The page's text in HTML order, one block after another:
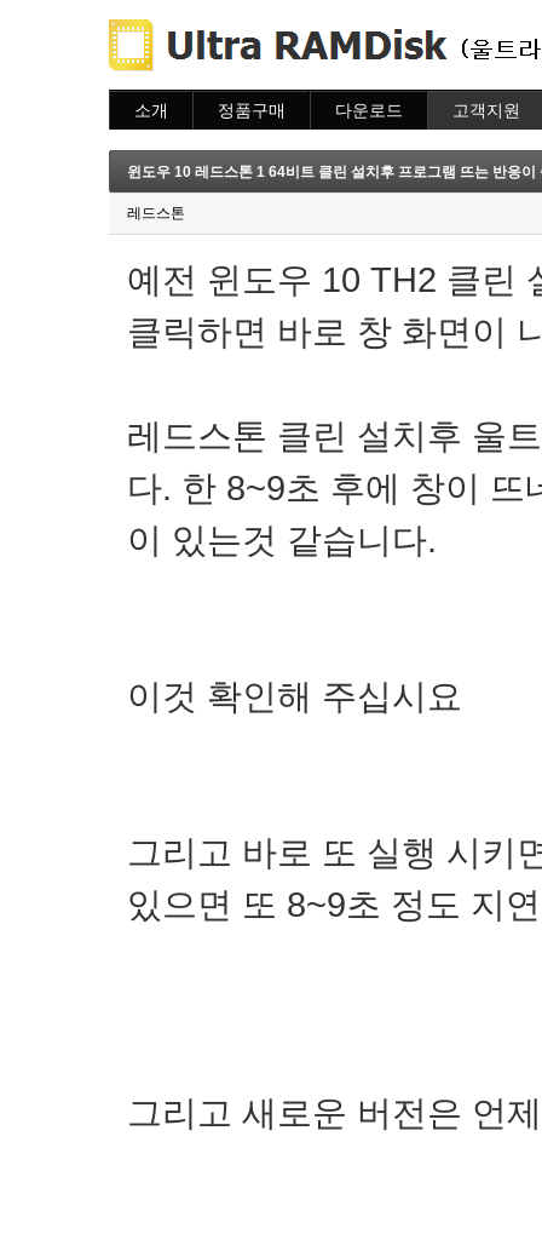
소개 정품구매
주문조회
이용안내
다운로드 고객지원
자주묻는질문
질문하기
윈도우 10 레드스톤 1 64비트 클린 설치후 프로그램 뜨는 반응이
레드스톤
예전 윈도우 10 TH2 클린
클릭하면 바로 창 화면이
레드스톤 클린 설치후 울
다. 한 8~9초 후에 창이
이 있는것 같습니다.
이것 확인해 주십시요
그리고 바로 또 실행 시키
있으면 또 8~9초 정도 지
그리고 새로운 버전은 언